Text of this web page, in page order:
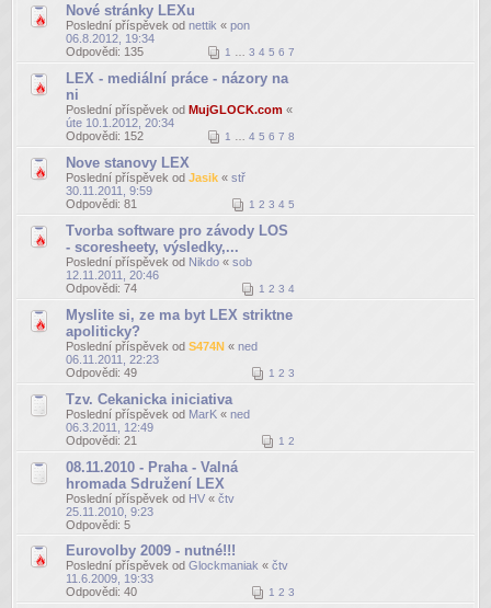
Nové stránky LEXu
Poslední příspěvek od nettik « pon
06.8.2012, 19:34
Odpovědi: 135 1 3 4 5 6 7
LEX - mediální práce - názory na
ni
Poslední příspěvek od MujGLOCK.com «
úte 10.1.2012, 20:34
Odpovědi: 152 1 4 5 6 7 8
Nove stanovy LEX
Poslední příspěvek od Jasik « stř
30.11.2011, 9:59
Odpovědi: 81 1 2 3 4 5
Tvorba software pro závody LOS
- scoresheety, výsledky,...
Poslední příspěvek od Nikdo « sob
12.11.2011, 20:46
Odpovědi: 74 1 2 3 4
Myslite si, ze ma byt LEX striktne
apoliticky?
Poslední příspěvek od S474N « ned
06.11.2011, 22:23
Odpovědi: 49 1 2 3
Tzv. Cekanicka iniciativa
Poslední příspěvek od MarK « ned
06.3.2011, 12:49
Odpovědi: 21 1 2
08.11.2010 - Praha - Valná
hromada Sdružení LEX
Poslední příspěvek od HV « čtv
25.11.2010, 9:23
Odpovědi: 5
Eurovolby 2009 - nutné!!!
Poslední příspěvek od Glockmaniak « čtv
11.6.2009, 19:33
Odpovědi: 40 1 2 3